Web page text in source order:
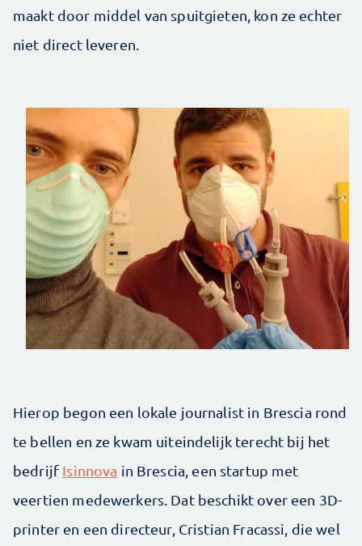
maakt door middel van spuitgieten, kon ze echter
niet direct leveren.
Hierop begon een lokale journalist in Brescia rond
te bellen en ze kwam uiteindelijk terecht bij het
bedrijf Isinnova in Brescia, een startup met
veertien medewerkers. Dat beschikt over een 3D-
printer en een directeur, Cristian Fracassi, die wel